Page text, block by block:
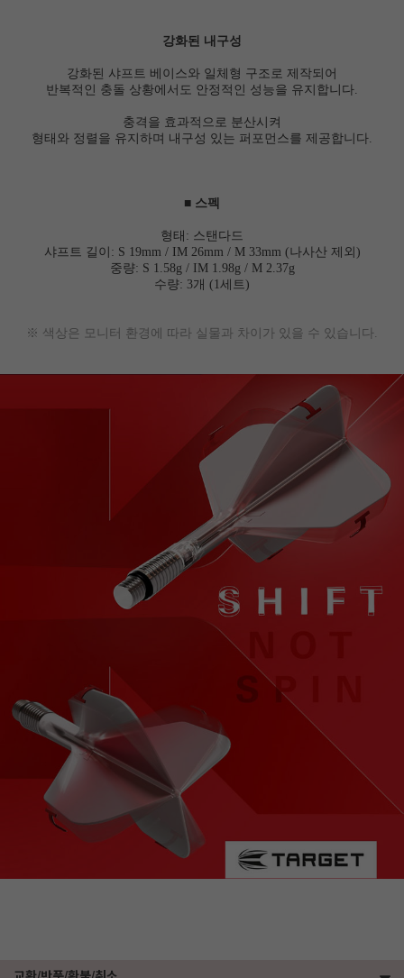
강화된 내구성
강화된 샤프트 베이스와 일체형 구조로 제작되어
반복적인 충돌 상황에서도 안정적인 성능을 유지합니다.
충격을 효과적으로 분산시켜
형태와 정렬을 유지하며 내구성 있는 퍼포먼스를 제공합니다.
■ 스펙
형태: 스탠다드
샤프트 길이: S 19mm / IM 26mm / M 33mm (나사산 제외)
중량: S 1.58g / IM 1.98g / M 2.37g
수량: 3개 (1세트)
※ 색상은 모니터 환경에 따라 실물과 차이가 있을 수 있습니다.